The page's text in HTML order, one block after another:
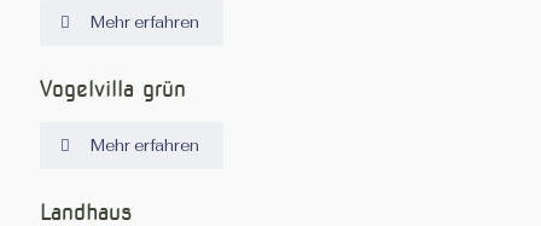
Mehr erfahren
Vogelvilla grün
Mehr erfahren
Landhaus